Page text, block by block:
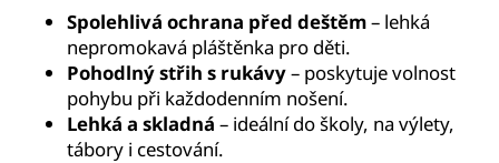
hvězdiček.Spolehlivá ochrana před deštěm– lehká
nepromokavá pláštěnka pro děti.
Pohodlný střih s rukávy– poskytuje volnost
pohybu při každodenním nošení.
Lehká a skladná – ideální do školy, na výlety,
tábory i cestování.
HLEDAT